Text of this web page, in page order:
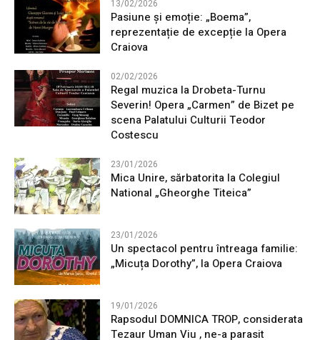
13/02/2026
Pasiune și emoție: „Boema”,
reprezentație de excepție la Opera
Craiova
02/02/2026
Regal muzica la Drobeta-Turnu
Severin! Opera „Carmen” de Bizet pe
scena Palatului Culturii Teodor
Costescu
23/01/2026
Mica Unire, sărbatorita la Colegiul
National „Gheorghe Titeica”
23/01/2026
Un spectacol pentru întreaga familie:
„Micuța Dorothy”, la Opera Craiova
19/01/2026
Rapsodul DOMNICA TROP, considerata
Tezaur Uman Viu , ne-a parasit